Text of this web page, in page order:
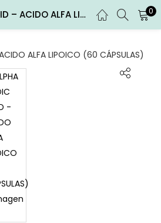
ALPHA LIPOIC ACID – ACIDO ALFA LIPOICO (60 CÁPSULAS) 0
REGISTRARSE
usuario y contraseña para iniciar
Entrar
perdida?